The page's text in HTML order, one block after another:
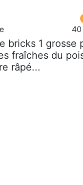
bricks 1 grosse
fraîches du
râpé...